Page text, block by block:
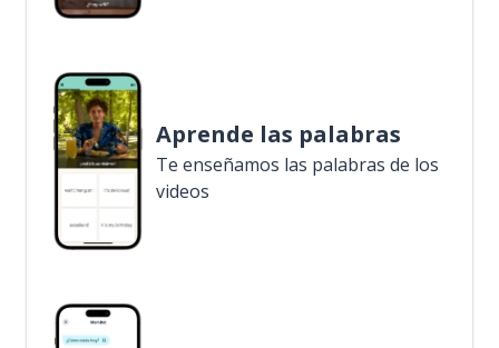
Aprende las palabras
Te enseñamos las palabras de los
videos